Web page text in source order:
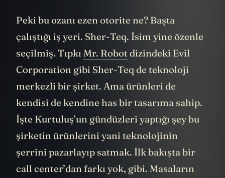
Peki bu ozanı ezen otorite ne? Başta
çalıştığı iş yeri. Sher-Teq. İsim yine özenle
seçilmiş. Tıpkı Mr. Robotdizindeki Evil
Corporation gibi Sher-Teq de teknoloji
merkezli bir şirket. Ama ürünleri de
kendisi de kendine has bir tasarıma sahip.
İşte Kurtuluş’un gündüzleri yaptığı şey bu
şirketin ürünlerini yani teknolojinin
şerrini pazarlayıp satmak. İlk bakışta bir
call center’dan farkı yok, gibi. Masaların